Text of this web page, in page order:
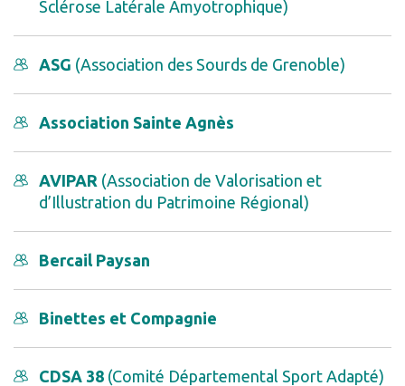
Sclérose Latérale Amyotrophique)
ASG (Association des Sourds de Grenoble)
Association Sainte Agnès
AVIPAR (Association de Valorisation et
d’Illustration du Patrimoine Régional)
Bercail Paysan
Binettes et Compagnie
CDSA 38 (Comité Départemental Sport Adapté)